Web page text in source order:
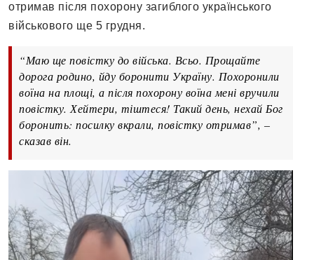
отримав після похорону загиблого українського
військового ще 5 грудня.
“Маю ще повістку до війська. Всьо. Прощайте
дорога родино, йду боронити Україну. Похоронили
воїна на площі, а після похорону воїна мені вручили
повістку. Хейтери, тіштеся! Такий день, нехай Бог
боронить: посилку вкрали, повістку отримав”, –
сказав він.